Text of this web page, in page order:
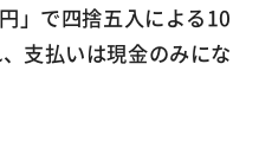
」で四捨五入による10
支払いは現金のみにな